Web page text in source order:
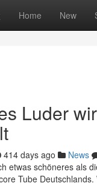
Home New
Luder
414 days ago News
etwas schöneres als
Tube